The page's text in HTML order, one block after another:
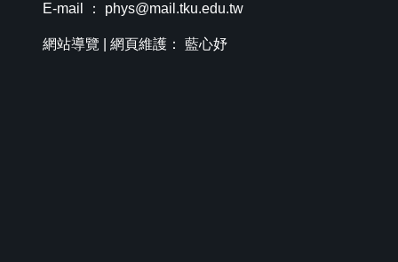
E-mail ： phys@mail.tku.edu.tw
網站導覽 | 網頁維護： 藍心妤